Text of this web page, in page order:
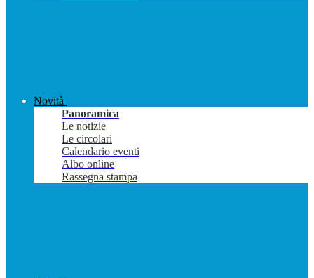
Novità
Panoramica
Le notizie
Le circolari
Calendario eventi
Albo online
Rassegna stampa